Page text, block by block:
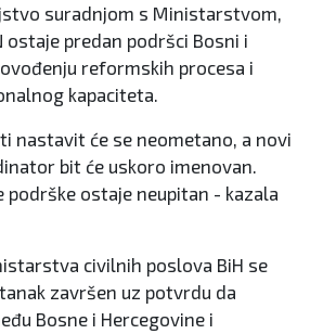
suradnjom s Ministarstvom,
ostaje predan podršci Bosni i
reformskih procesa i
kapaciteta.
nastavit će se neometano, a novi
bit će uskoro imenovan.
podrške ostaje neupitan - kazala
civilnih poslova BiH se
završen uz potvrdu da
Bosne i Hercegovine i